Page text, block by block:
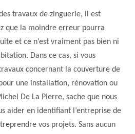
travaux de zinguerie, il est
que la moindre erreur pourra
et ce n’est vraiment pas bien ni
Dans ce cas, si vous
concernant la couverture de
une installation, rénovation ou
De La Pierre, sache que nous
aider en identifiant l’entreprise de
vos projets. Sans aucun